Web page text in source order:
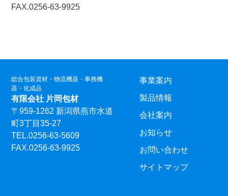
FAX.0256-63-9925
総合包装資材・物流機器・事務機
器・化成品
有限会社 片岡包材
〒959-1262 新潟県燕市水道
町3丁目35-27
TEL.0256-63-5609
FAX.0256-63-9925
事業案内
製品情報
会社案内
お知らせ
お問い合わせ
サイトマップ